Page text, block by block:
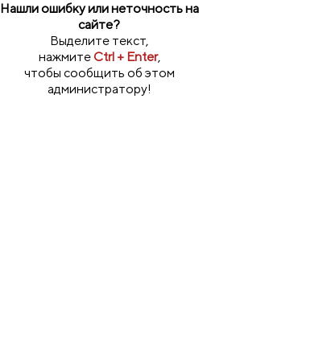
Нашли ошибку или неточность на
сайте?
Выделите текст,
нажмитеCtrl + Enter,
чтобы сообщить об этом
администратору!